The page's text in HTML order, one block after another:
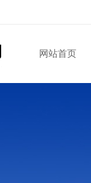
网站首页